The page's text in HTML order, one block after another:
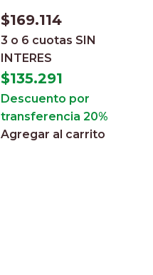
$169.114
3 o 6 cuotas SIN
INTERES
$135.291
Descuento por
transferencia 20%
Agregar al carrito